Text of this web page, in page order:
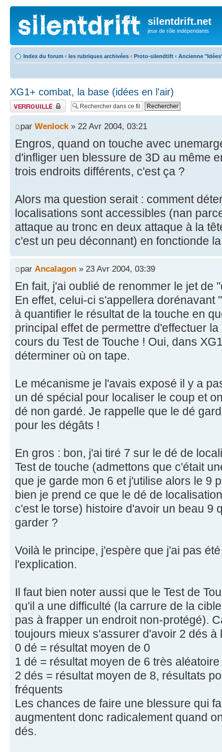
silentdrift.net
jeux de rôle indépendants
Index du forum ‹ les rubriques archivées ‹ Proto-silendtift ‹ Ancienne
XG1+ combat, la base (idées en l'air)
Fil verrouillé
par Wenlock » 22 Avr 2004, 03:21
Engros, quand on touche avec
d'infliger uen blessure de 3D au même
trois endroits différents, c'est ça ?
Alors ma question serait : comment
localisations sont accessibles (nan
attaque au tronc en deux attaque à la
c'est un peu déconnant) en fonctionde
par Ancalagon » 23 Avr 2004, 03:39
En fait, j'ai oublié de renommer le jet de
En effet, celui-ci s'appellera dorénavant
à quantifier le résultat de la touche en
principal effet de permettre d'effectuer
cours du Test de Touche ! Oui, dans
déterminer où on tape.
Le mécanisme je l'avais exposé il y a
un dé spécial pour localiser le coup et
dé non gardé. Je rappelle que le dé
pour les dégâts !
En gros : bon, j'ai tiré 7 sur le dé de
Test de touche (admettons que c'était
que je garde mon 6 et j'utilise alors le 9
bien je prend ce que le dé de
c'est le torse) histoire d'avoir un beau 9
garder ?
Voilà le principe, j'espère que j'ai pas
l'explication.
Il faut bien noter aussi que le Test de
qu'il a une difficulté (la carrure de la
pas à frapper un endroit non-protégé).
toujours mieux s'assurer d'avoir 2 dés à
0 dé = résultat moyen de 0
1 dé = résultat moyen de 6 très aléatoire
2 dés = résultat moyen de 8, résultats
fréquents
Les chances de faire une blessure qui
augmentent donc radicalement quand
dés.